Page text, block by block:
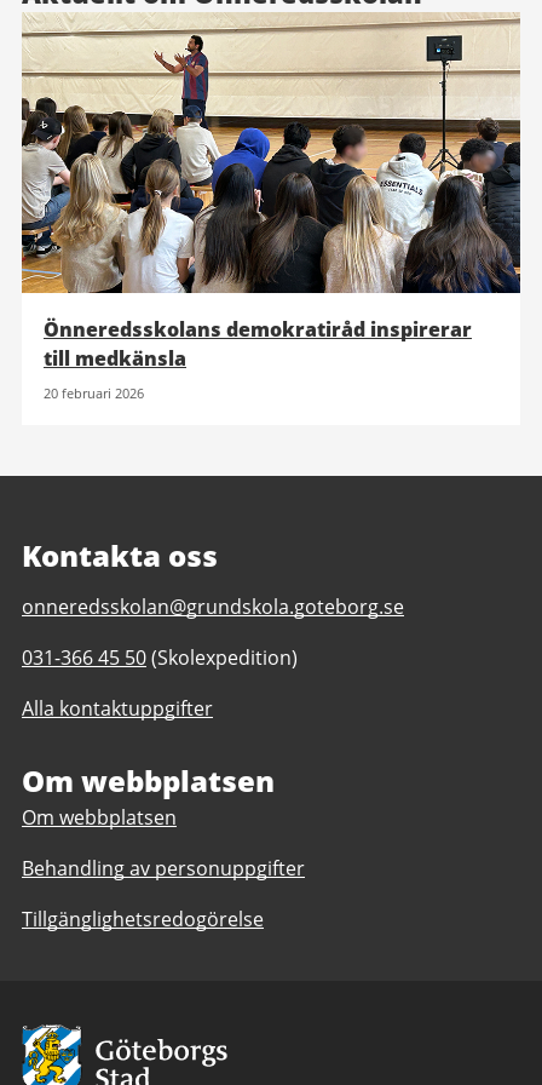
Önneredsskolans demokratiråd inspirerar
till medkänsla
20 februari 2026
Kontakta oss
E-
till
Önneredsskolan
F-
onneredsskolan@grundskola.goteborg.se
Telefonnummer
Önneredsskolan
9
031-366 45 50(Skolexpedition)
Alla kontaktuppgifter
Om webbplatsen
Om webbplatsen
Behandling av personuppgifter
Tillgänglighetsredogörelse
Avsändare:
Göteborgs